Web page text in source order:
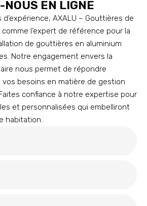
NOUS EN LIGNE
AXALU – Gouttières de
l’expert de référence pour la
de gouttières en aluminium
Notre engagement envers la
nous permet de répondre
besoins en matière de gestion
confiance à notre expertise pour
et personnalisées qui embelliront
habitation.